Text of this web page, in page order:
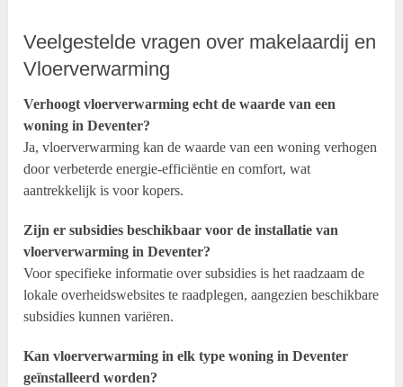
Veelgestelde vragen over makelaardij en
Vloerverwarming
Verhoogt vloerverwarming echt de waarde van een
woning in Deventer?
Ja, vloerverwarming kan de waarde van een woning verhogen
door verbeterde energie-efficiëntie en comfort, wat
aantrekkelijk is voor kopers.
Zijn er subsidies beschikbaar voor de installatie van
vloerverwarming in Deventer?
Voor specifieke informatie over subsidies is het raadzaam de
lokale overheidswebsites te raadplegen, aangezien beschikbare
subsidies kunnen variëren.
Kan vloerverwarming in elk type woning in Deventer
geïnstalleerd worden?